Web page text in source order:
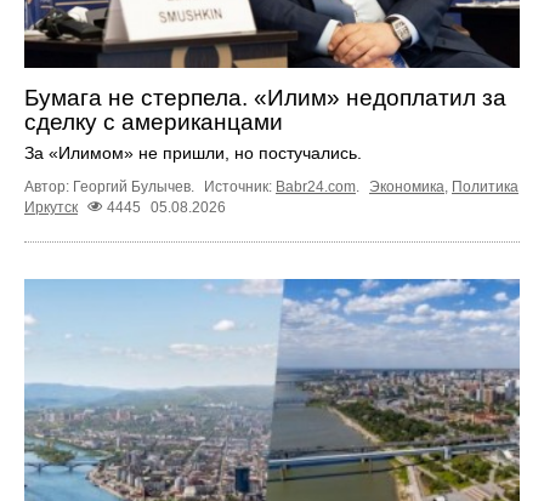
Бумага не стерпела. «Илим» недоплатил за
сделку с американцами
За «Илимом» не пришли, но постучались.
Автор: Георгий Булычев. Источник: Babr24.com Экономика Политика
Иркутск
4445 05.08.2026